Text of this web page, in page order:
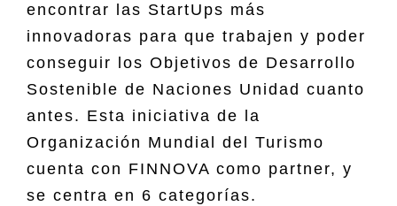
encontrar las StartUps más
innovadoras para que trabajen y poder
conseguir los Objetivos de Desarrollo
Sostenible de Naciones Unidad cuanto
antes. Esta iniciativa de la
Organización Mundial del Turismo
cuenta con FINNOVA como partner, y
se centra en 6 categorías.